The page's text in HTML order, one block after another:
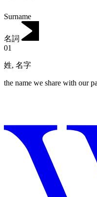
Surname
名詞
01
姓, 名字
the name we share with our